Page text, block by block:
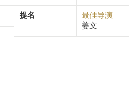
提名
最佳导演
姜文